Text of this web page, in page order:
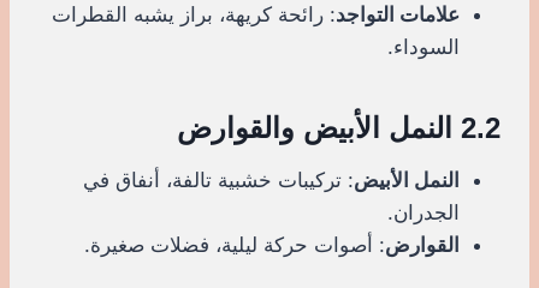
علامات التواجد: رائحة كريهة، براز يشبه القطرات
السوداء.
2.2 النمل الأبيض والقوارض
النمل الأبيض: تركيبات خشبية تالفة، أنفاق في
الجدران.
القوارض: أصوات حركة ليلية، فضلات صغيرة.